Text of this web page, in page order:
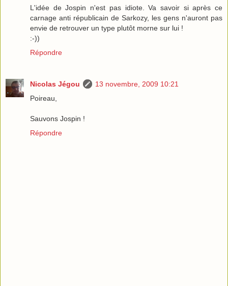
L'idée de Jospin n'est pas idiote. Va savoir si après ce
carnage anti républicain de Sarkozy, les gens n'auront pas
envie de retrouver un type plutôt morne sur lui !
:-))
Répondre
Nicolas Jégou
13 novembre, 2009 10:21
Poireau,
Sauvons Jospin !
Répondre